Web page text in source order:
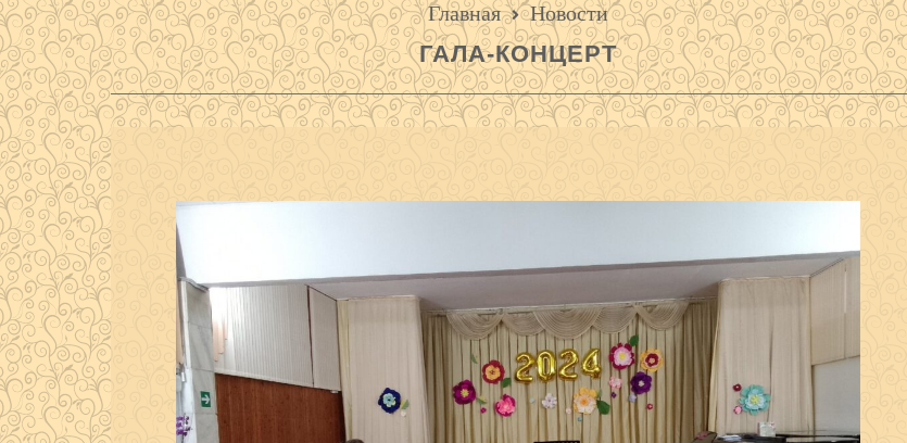
Главная Новости
ГАЛА-КОНЦЕРТ